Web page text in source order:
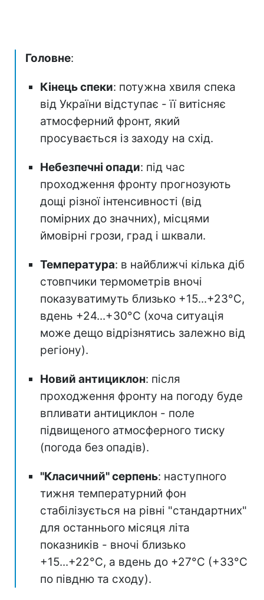
Головне:
Кінець спеки: потужна хвиля спека
від України відступає - її витісняє
атмосферний фронт, який
просувається із заходу на схід.
Небезпечні опади: під час
проходження фронту прогнозують
дощі різної інтенсивності (від
помірних до значних), місцями
ймовірні грози, град і шквали.
Температура: в найближчі кілька діб
стовпчики термометрів вночі
показуватимуть близько +15...+23°С,
вдень +24...+30°C (хоча ситуація
може дещо відрізнятись залежно від
регіону).
Новий антициклон: після
проходження фронту на погоду буде
впливати антициклон - поле
підвищеного атмосферного тиску
(погода без опадів).
"Класичний" серпень: наступного
тижня температурний фон
стабілізується на рівні "стандартних"
для останнього місяця літа
показників - вночі близько
+15...+22°C, а вдень до +27°C (+33°C
по півдню та сходу).